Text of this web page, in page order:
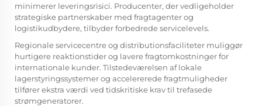
minimerer leveringsrisici. Producenter, der vedligeholder
strategiske partnerskaber med fragtagenter og
logistikudbydere, tilbyder forbedrede servicelevels.
Regionale servicecentre og distributionsfaciliteter muliggør
hurtigere reaktionstider og lavere fragtomkostninger for
internationale kunder. Tilstedeværelsen af lokale
lagerstyringssystemer og accelererede fragtmuligheder
tilfører ekstra værdi ved tidskritiske krav til trefasede
strømgeneratorer.